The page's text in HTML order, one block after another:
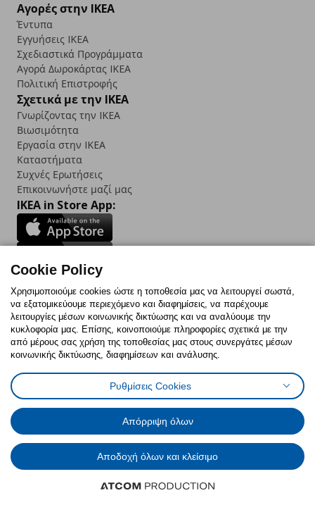
Αγορές στην IKEA
Έντυπα
Εγγυήσεις IKEA
Σχεδιαστικά Προγράμματα
Αγορά Δωρoκάρτας IKEA
Πολιτική Επιστροφής
Σχετικά με την IKEA
Γνωρίζοντας την IKEA
Βιωσιμότητα
Εργασία στην IKEA
Καταστήματα
Συχνές Ερωτήσεις
Επικοινωνήστε μαζί μας
IKEA in Store App:
Follow us:
FacebookInstagram
TikTokYoutubePinterestTwitter
Πολιτική CookiesΔήλωση ψηφιακής προσβασιμότητας
Έντυπο Επιστροφής / ΑκύρωσηςΡυθμίσεις cookiesΌροι Χρήσης
Γενική Πολιτική Προσωπικών Δεδομένων
Πολιτική Προσωπικών Δεδομένων για IKEA.com.cy
© Inter-IKEA Systems B.V. 1999 - 2025
Cookie Policy
Χρησιμοποιούμε cookies ώστε η τοποθεσία μας να λειτουργεί σωστά,
να εξατομικεύουμε περιεχόμενο και διαφημίσεις, να παρέχουμε
λειτουργίες μέσων κοινωνικής δικτύωσης και να αναλύουμε την
κυκλοφορία μας. Επίσης, κοινοποιούμε πληροφορίες σχετικά με την
από μέρους σας χρήση της τοποθεσίας μας στους συνεργάτες μέσων
κοινωνικής δικτύωσης, διαφημίσεων και ανάλυσης.
Ρυθμίσεις Cookies
Απόρριψη όλων
Αποδοχή όλων και κλείσιμο